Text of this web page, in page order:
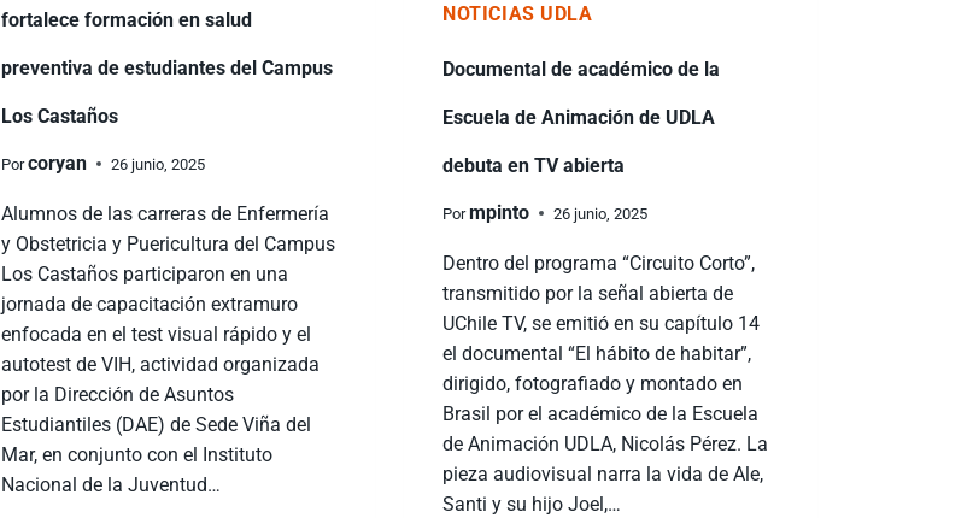
fortalece formación en salud
preventiva de estudiantes del Campus
Los Castaños
Por coryan 26 junio, 2025
Alumnos de las carreras de Enfermería
y Obstetricia y Puericultura del Campus
Los Castaños participaron en una
jornada de capacitación extramuro
enfocada en el test visual rápido y el
autotest de VIH, actividad organizada
por la Dirección de Asuntos
Estudiantiles (DAE) de Sede Viña del
Mar, en conjunto con el Instituto
Nacional de la Juventud…
NOTICIAS UDLA
Documental de académico de la
Escuela de Animación de UDLA
debuta en TV abierta
Por mpinto 26 junio, 2025
Dentro del programa “Circuito Corto”,
transmitido por la señal abierta de
UChile TV, se emitió en su capítulo 14
el documental “El hábito de habitar”,
dirigido, fotografiado y montado en
Brasil por el académico de la Escuela
de Animación UDLA, Nicolás Pérez. La
pieza audiovisual narra la vida de Ale,
Santi y su hijo Joel,…